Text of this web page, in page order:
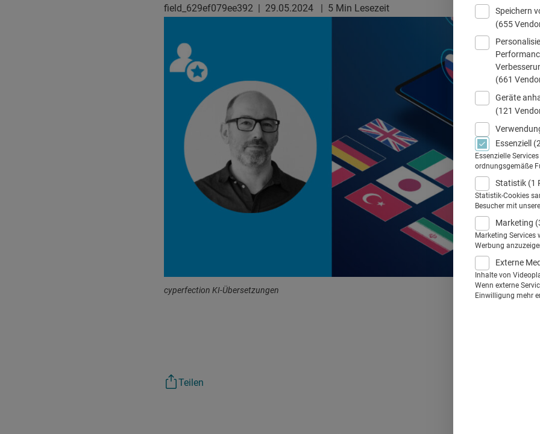
field_629ef079ee392 | 29.05.2024 | 5 Min Lesezeit
cyperfection KI-Übersetzungen
Teilen
Speichern
(655
(661
Geräte
(121
Essenziell
Essenzielle
ordnungsgemäße
Statistik (1
Statistik-Cookies
Besucher mit
Marketing
Marketing
Werbung
Externe
Inhalte von
Wenn externe
Einwilligung mehr